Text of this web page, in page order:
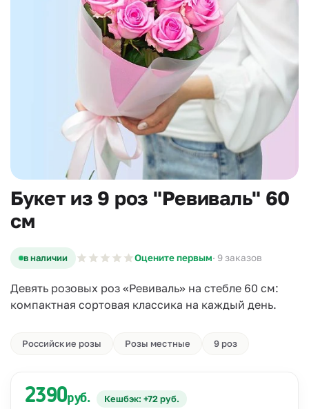
Букет из 9 роз "Ревиваль" 60
см
в наличии Оцените первым· 9 заказов
Девять розовых роз «Ревиваль» на стебле 60 см:
компактная сортовая классика на каждый день.
Российские розы Розы местные 9 роз
2390руб. Кешбэк: +72 руб.